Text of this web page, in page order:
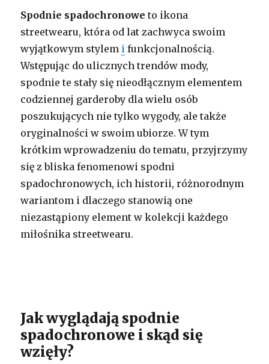
Spodnie spadochronowe to ikona
streetwearu, która od lat zachwyca swoim
wyjątkowym stylem i funkcjonalnością.
Wstępując do ulicznych trendów mody,
spodnie te stały się nieodłącznym elementem
codziennej garderoby dla wielu osób
poszukujących nie tylko wygody, ale także
oryginalności w swoim ubiorze. W tym
krótkim wprowadzeniu do tematu, przyjrzymy
się z bliska fenomenowi spodni
spadochronowych, ich historii, różnorodnym
wariantom i dlaczego stanowią one
niezastąpiony element w kolekcji każdego
miłośnika streetwearu.
Jak wyglądają spodnie
spadochronowe i skąd się
wzięły?